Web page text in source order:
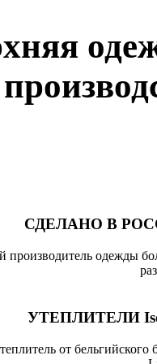
СДЕЛАНО В
производитель одежды
УТЕПЛИТЕЛИ
от бельгийского